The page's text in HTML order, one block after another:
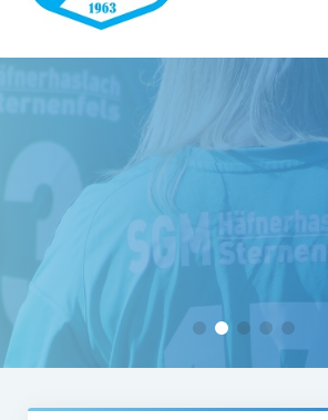
1. Mannschaft
Ergebnisse 1. Mannschaft
Tabelle 1.Mannschaft
Spielerstatistik 1. Mannschaft
Spielplan Kreisliga A3